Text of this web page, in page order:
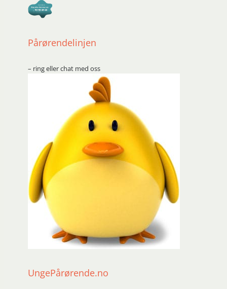
Pårørendelinjen
– ring eller chat med oss
UngePårørende.no